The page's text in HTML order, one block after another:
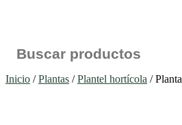
Inicio /Plantas /Plantel hortícola /